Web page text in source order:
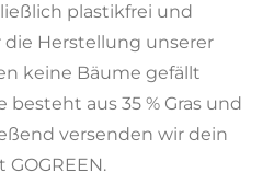
plastikfrei und
Herstellung unserer
keine Bäume gefällt
aus 35 % Gras und
versenden wir dein